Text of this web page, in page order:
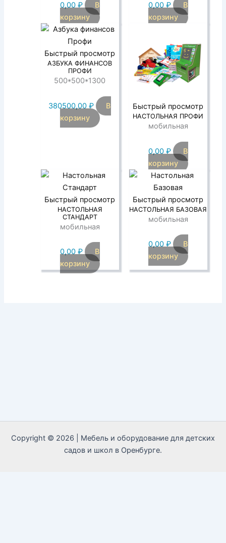
0,00 ₽
В
корзину
0,00 ₽
В
корзину
Быстрый просмотр
АЗБУКА ФИНАНСОВ
ПРОФИ
500*500*1300
380500,00₽
В
корзину
Быстрый просмотр
НАСТОЛЬНАЯ ПРОФИ
мобильная
0,00 ₽
В
корзину
Быстрый просмотр
НАСТОЛЬНАЯ
СТАНДАРТ
мобильная
0,00 ₽
В
корзину
Быстрый просмотр
НАСТОЛЬНАЯ БАЗОВАЯ
мобильная
0,00 ₽
В
корзину
Copyright © 2026 | Мебель и оборудование для детских
садов и школ в Оренбурге.